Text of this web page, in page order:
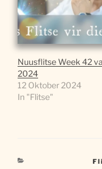
Nuusflitse Week 42
2024
12 Oktober 2024
In "Flitse"